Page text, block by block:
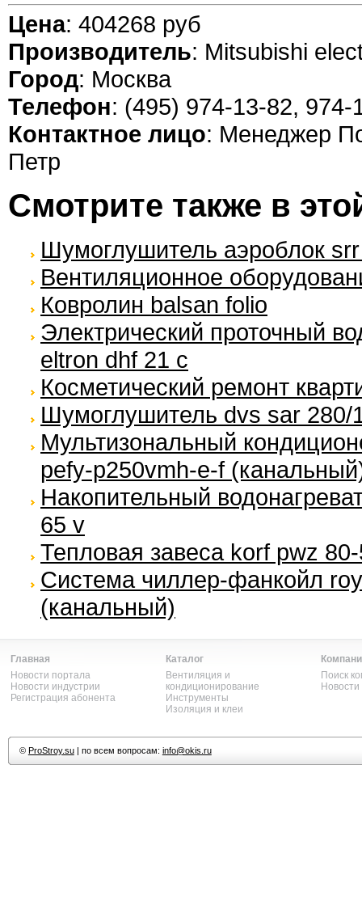
Цена: 404268 руб
Производитель: Mitsubishi
Город: Москва
Телефон: (495) 974-13-82, 974-
Контактное лицо: Менеджер
Петр
Смотрите также в
Шумоглушитель аэроблок
Вентиляционное
Ковролин balsan folio
Электрический проточный
eltron dhf 21 c
Косметический ремонт
Шумоглушитель dvs sar 280/
Мультизональный
pefy-p250vmh-e-f
Накопительный
65 v
Тепловая завеса korf pwz
Система чиллер-фанкойл
(канальный)
Главная
Новости портала
Новости индустрии
Регистрация абонента
Каталог
Вентиляция и
кондиционирование
Инструменты
Изоляция и клеи
Поиск
© ProStroy.su| по всем вопросам: info@okis.ru